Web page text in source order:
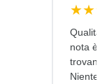
★★
Qualità
nota è
trovano
Niente